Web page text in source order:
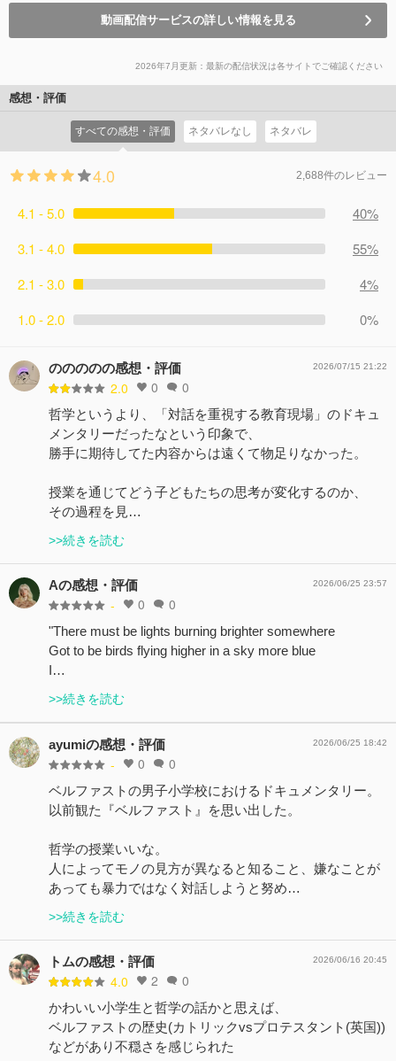
動画配信サービスの詳しい情報を見る
2026年7月更新：最新の配信状況は各サイトでご確認ください
感想・評価
すべての感想・評価 ネタバレなし ネタバレ
4.0 2,688件のレビュー
4.1 - 5.0
40%
3.1 - 4.0
55%
2.1 - 3.0
4%
1.0 - 2.0
0%
ののののの感想・評価
2.0 0 0
2026/07/15 21:22
哲学というより、「対話を重視する教育現場」のドキュ
メンタリーだったなという印象で、
勝手に期待してた内容からは遠くて物足りなかった。
授業を通じてどう子どもたちの思考が変化するのか、
その過程を見…
>>続きを読む
Aの感想・評価
- 0 0
2026/06/25 23:57
"There must be lights burning brighter somewhere
Got to be birds flying higher in a sky more blue
I…
>>続きを読む
ayumiの感想・評価
- 0 0
2026/06/25 18:42
ベルファストの男子小学校におけるドキュメンタリー。
以前観た『ベルファスト』を思い出した。
哲学の授業いいな。
人によってモノの見方が異なると知ること、嫌なことが
あっても暴力ではなく対話しようと努め…
>>続きを読む
トムの感想・評価
4.0 2 0
2026/06/16 20:45
かわいい小学生と哲学の話かと思えば、
ベルファストの歴史(カトリックvsプロテスタント(英国))
などがあり不穏さを感じられた